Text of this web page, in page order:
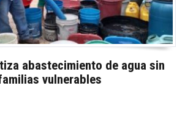
abastecimiento de agua sin
vulnerables